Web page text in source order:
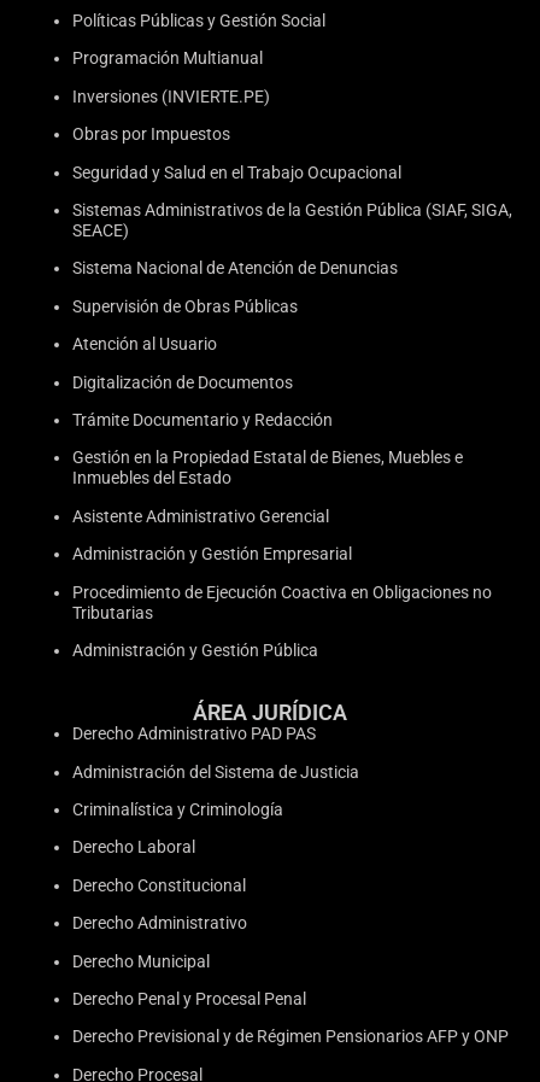
Políticas Públicas y Gestión Social
Programación Multianual
Inversiones (INVIERTE.PE)
Obras por Impuestos
Seguridad y Salud en el Trabajo Ocupacional
Sistemas Administrativos de la Gestión Pública (SIAF, SIGA,
SEACE)
Sistema Nacional de Atención de Denuncias
Supervisión de Obras Públicas
Atención al Usuario
Digitalización de Documentos
Trámite Documentario y Redacción
Gestión en la Propiedad Estatal de Bienes, Muebles e
Inmuebles del Estado
Asistente Administrativo Gerencial
Administración y Gestión Empresarial
Procedimiento de Ejecución Coactiva en Obligaciones no
Tributarias
Administración y Gestión Pública
ÁREA JURÍDICA
Derecho Administrativo PAD PAS
Administración del Sistema de Justicia
Criminalística y Criminología
Derecho Laboral
Derecho Constitucional
Derecho Administrativo
Derecho Municipal
Derecho Penal y Procesal Penal
Derecho Previsional y de Régimen Pensionarios AFP y ONP
Derecho Procesal